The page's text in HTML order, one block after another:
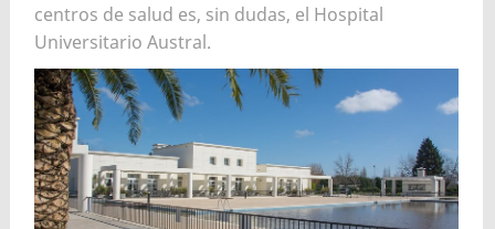
centros de salud es, sin dudas, el Hospital
Universitario Austral.